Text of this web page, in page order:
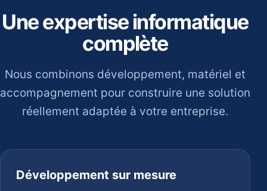
Une expertise informatique
complète
Nous combinons développement, matériel et
accompagnement pour construire une solution
réellement adaptée à votre entreprise.
Développement sur mesure